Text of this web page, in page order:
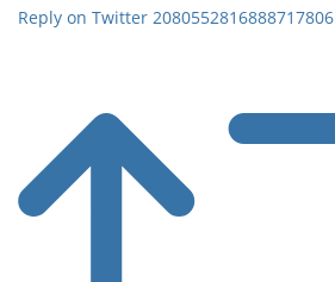
Reply on Twitter 2080552816888717806